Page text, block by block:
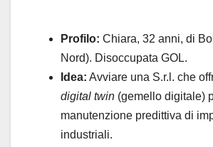
Profilo: Chiara, 32 anni, di
Nord). Disoccupata GOL.
Idea: Avviare una S.r.l. che
digital twin (gemello digitale)
manutenzione predittiva di
industriali.